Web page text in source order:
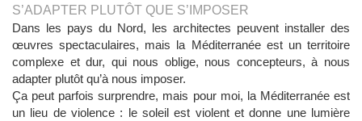
S’ADAPTER PLUTÔT QUE S’IMPOSER
Dans les pays du Nord, les architectes peuvent installer des
œuvres spectaculaires, mais la Méditerranée est un territoire
complexe et dur, qui nous oblige, nous concepteurs, à nous
adapter plutôt qu’à nous imposer.
Ça peut parfois surprendre, mais pour moi, la Méditerranée est
un lieu de violence : le soleil est violent et donne une lumière